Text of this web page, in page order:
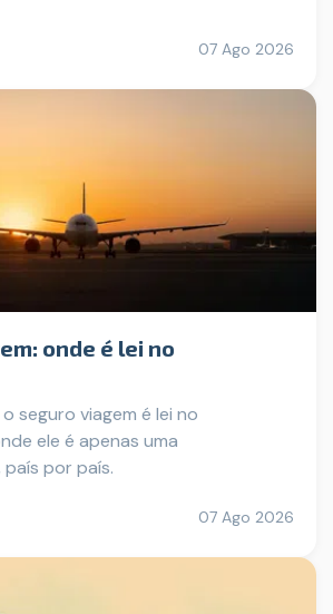
07 Ago 2026
onde é lei no
seguro viagem é lei no
ele é apenas uma
por país.
07 Ago 2026